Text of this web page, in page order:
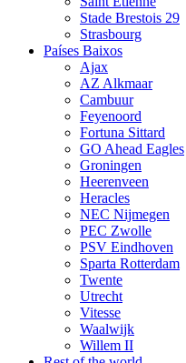
Stade Brestois 29
Strasbourg
Países Baixos
Ajax
AZ Alkmaar
Cambuur
Feyenoord
Fortuna Sittard
GO Ahead Eagles
Groningen
Heerenveen
Heracles
NEC Nijmegen
PEC Zwolle
PSV Eindhoven
Sparta Rotterdam
Twente
Utrecht
Vitesse
Waalwijk
Willem II